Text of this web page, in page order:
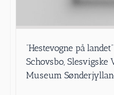
”Hestevogne på
Schovsbo, Slesvigske
Museum